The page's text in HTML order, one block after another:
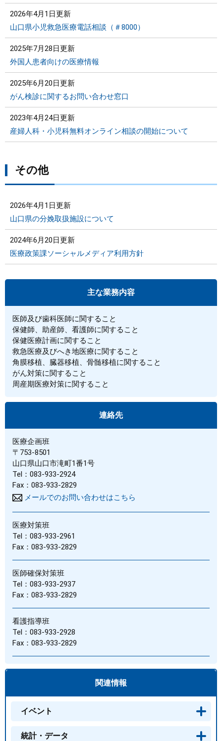
2026年4月1日更新
山口県小児救急医療電話相談（＃8000）
2025年7月28日更新
外国人患者向けの医療情報
2025年6月20日更新
がん検診に関するお問い合わせ窓口
2023年4月24日更新
産婦人科・小児科無料オンライン相談の開始について
その他
2026年4月1日更新
山口県の分娩取扱施設について
2024年6月20日更新
医療政策課ソーシャルメディア利用方針
主な業務内容
医師及び歯科医師に関すること
保健師、助産師、看護師に関すること
保健医療計画に関すること
救急医療及びへき地医療に関すること
角膜移植、臓器移植、骨髄移植に関すること
がん対策に関すること
周産期医療対策に関すること
連絡先
医療企画班
〒753-8501
山口県山口市滝町1番1号
Tel：083-933-2924
Fax：083-933-2829
メールでのお問い合わせはこちら
医療対策班
Tel：083-933-2961
Fax：083-933-2829
医師確保対策班
Tel：083-933-2937
Fax：083-933-2829
看護指導班
Tel：083-933-2928
Fax：083-933-2829
関連情報
イベント
統計・データ